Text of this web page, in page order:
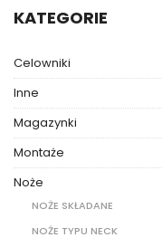
KATEGORIE
Celowniki
Inne
Magazynki
Montaże
Noże
NOŻE SKŁADANE
NOŻE TYPU NECK